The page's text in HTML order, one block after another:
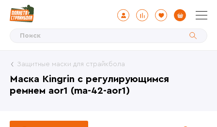
Маска Kingrin с регулирующимся
ремнем aor1 (ma-42-aor1)
Защитные маски для страйкбола